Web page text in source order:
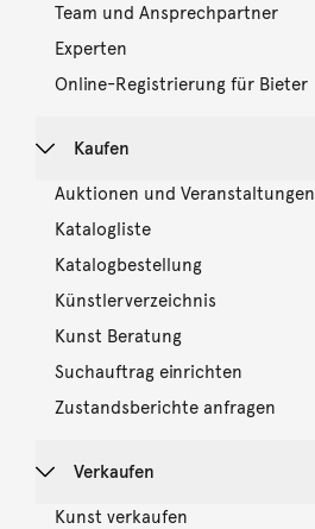
Team und Ansprechpartner
Experten
Online-Registrierung für Bieter
Kaufen
Auktionen und Veranstaltungen
Katalogliste
Katalogbestellung
Künstlerverzeichnis
Kunst Beratung
Suchauftrag einrichten
Zustandsberichte anfragen
Verkaufen
Kunst verkaufen